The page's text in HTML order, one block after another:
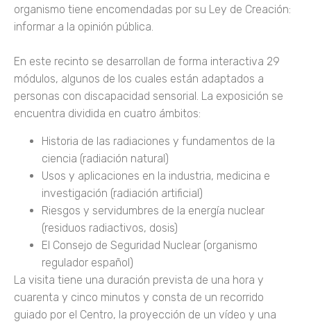
organismo tiene encomendadas por su Ley de Creación:
informar a la opinión pública.
En este recinto se desarrollan de forma interactiva 29
módulos, algunos de los cuales están adaptados a
personas con discapacidad sensorial. La exposición se
encuentra dividida en cuatro ámbitos:
Historia de las radiaciones y fundamentos de la
ciencia (radiación natural)
Usos y aplicaciones en la industria, medicina e
investigación (radiación artificial)
Riesgos y servidumbres de la energía nuclear
(residuos radiactivos, dosis)
El Consejo de Seguridad Nuclear (organismo
regulador español)
La visita tiene una duración prevista de una hora y
cuarenta y cinco minutos y consta de un recorrido
guiado por el Centro, la proyección de un vídeo y una